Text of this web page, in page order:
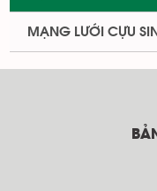
MẠNG LƯỚI CỰU